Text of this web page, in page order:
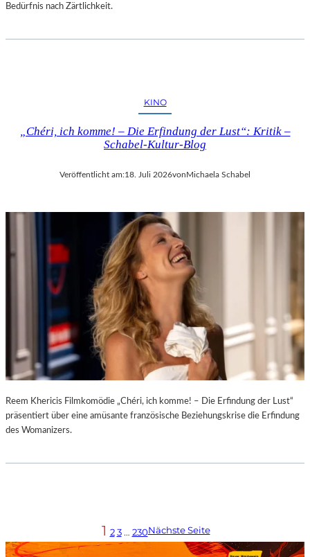
Bedürfnis nach Zärtlichkeit.
KINO
„Chéri, ich komme! – Die Erfindung der Lust“: Kritik –
Schabel-Kultur-Blog
Veröffentlicht am:18. Juli 2026vonMichaela Schabel
Reem Khericis Filmkomödie „Chéri, ich komme! – Die Erfindung der Lust“
präsentiert über eine amüsante französische Beziehungskrise die Erfindung
des Womanizers.
1 2 3 … 230Nächste Seite